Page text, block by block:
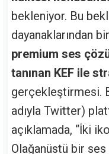
bekleniyor. Bu
dayanaklarından
premium ses
tanınan KEF ile
gerçekleştirmesi.
adıyla Twitter)
açıklamada, “İki
Olağanüstü bir ses